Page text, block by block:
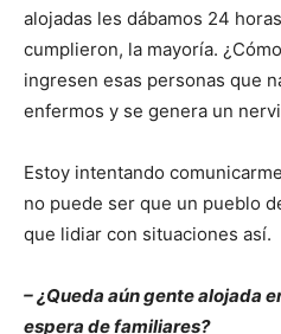
alojadas les dábamos 24
cumplieron, la mayoría.
ingresen esas personas que
enfermos y se genera un
Estoy intentando
no puede ser que un pueblo
que lidiar con situaciones así.
– ¿Queda aún gente alojada
espera de familiares?